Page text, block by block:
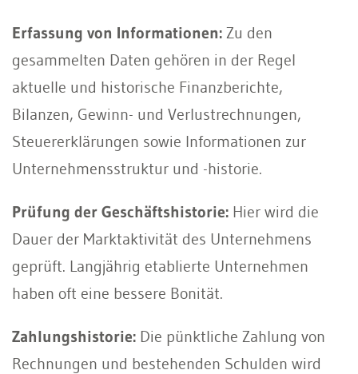
Erfassung von Informationen: Zu den
gesammelten Daten gehören in der Regel
aktuelle und historische Finanzberichte,
Bilanzen, Gewinn- und Verlustrechnungen,
Steuererklärungen sowie Informationen zur
Unternehmensstruktur und -historie.
Prüfung der Geschäftshistorie: Hier wird die
Dauer der Marktaktivität des Unternehmens
geprüft. Langjährig etablierte Unternehmen
haben oft eine bessere Bonität.
Zahlungshistorie: Die pünktliche Zahlung von
Rechnungen und bestehenden Schulden wird